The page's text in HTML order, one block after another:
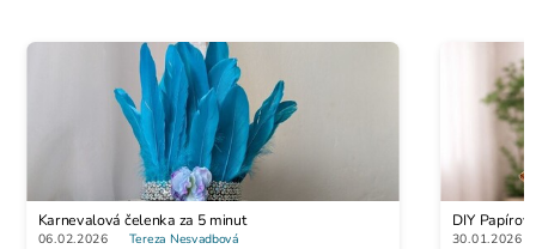
Karnevalová čelenka za 5 minut
06.02.2026 Tereza Nesvadbová
DIY
30.01.2026